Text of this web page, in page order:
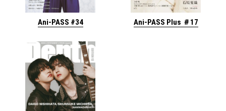
Ani-PASS #34 Ani-PASS Plus ＃17